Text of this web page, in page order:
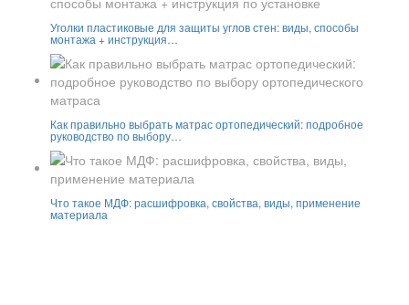
Уголки пластиковые для защиты углов стен: виды, способы
монтажа + инструкция…
Как правильно выбрать матрас ортопедический: подробное
руководство по выбору…
Что такое МДФ: расшифровка, свойства, виды, применение
материала